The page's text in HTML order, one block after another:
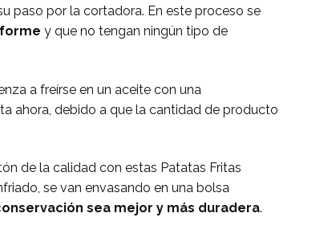
paso por la cortadora. En este proceso se
y que no tengan ningún tipo de
a freírse en un aceite con una
ahora, debido a que la cantidad de producto
de la calidad con estas Patatas Fritas
se van envasando en una bolsa
sea mejor y más duradera.